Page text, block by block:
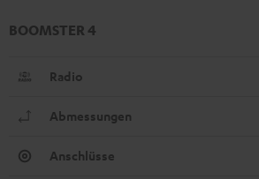
BOOMSTER 4
Radio
Abmessungen
Anschlüsse